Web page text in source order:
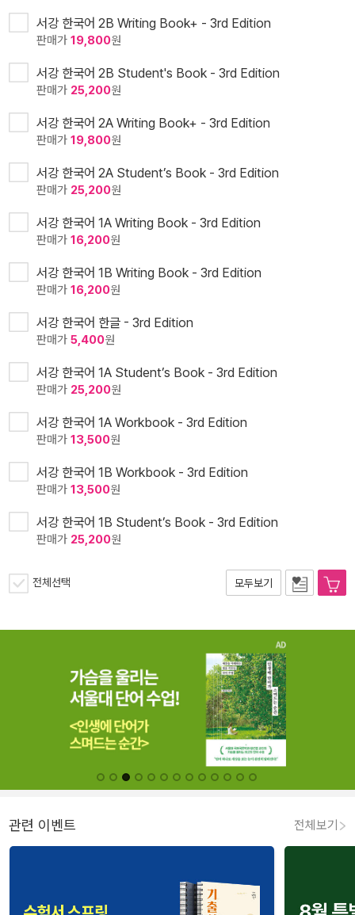
서강 한국어 2B Writing Book+ - 3rd Edition
판매가 19,800원
서강 한국어 2B Student's Book - 3rd Edition
판매가 25,200원
서강 한국어 2A Writing Book+ - 3rd Edition
판매가 19,800원
서강 한국어 2A Student’s Book - 3rd Edition
판매가 25,200원
서강 한국어 1A Writing Book - 3rd Edition
판매가 16,200원
서강 한국어 1B Writing Book - 3rd Edition
판매가 16,200원
서강 한국어 한글 - 3rd Edition
판매가 5,400원
서강 한국어 1A Student’s Book - 3rd Edition
판매가 25,200원
서강 한국어 1A Workbook - 3rd Edition
판매가 13,500원
서강 한국어 1B Workbook - 3rd Edition
판매가 13,500원
서강 한국어 1B Student’s Book - 3rd Edition
판매가 25,200원
전체선택 모두보기
관련 이벤트 전체보기